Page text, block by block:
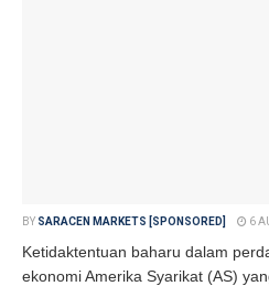
BY SARACEN MARKETS [SPONSORED] 6
Ketidaktentuan baharu dalam
ekonomi Amerika Syarikat (AS)